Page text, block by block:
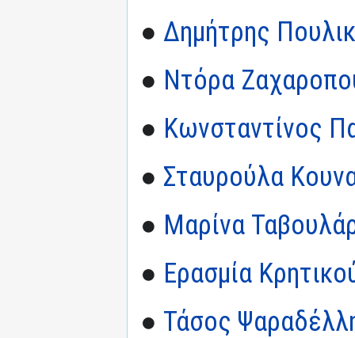
● Δημήτρης
● Ντόρα
● Κωνσταντίνος
● Σταυρούλα
● Μαρίνα
● Ερασμία
● Τάσος